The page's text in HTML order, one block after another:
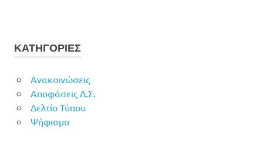
ΚΑΤΗΓΟΡΙΕΣ
Ανακοινώσεις
Αποφάσεις Δ.Σ.
Δελτίο Τύπου
Ψήφισμα